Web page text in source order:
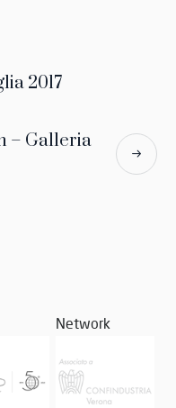
2017
– Galleria
Network